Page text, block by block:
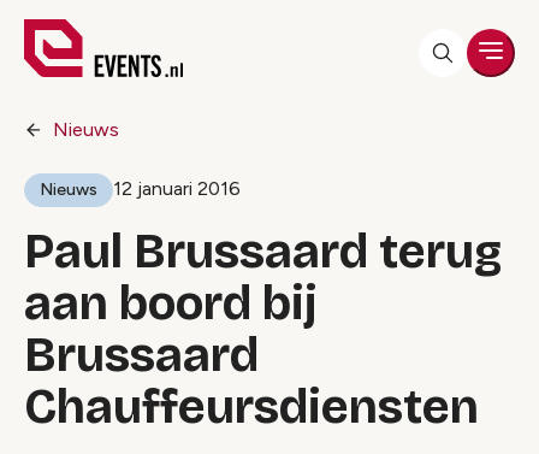
Nieuws
Nieuws 12 januari 2016
Paul Brussaard terug
aan boord bij
Brussaard
Chauffeursdiensten